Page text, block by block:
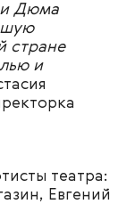
Дюма
стране
и
ректорка
тисты театра:
, Евгений